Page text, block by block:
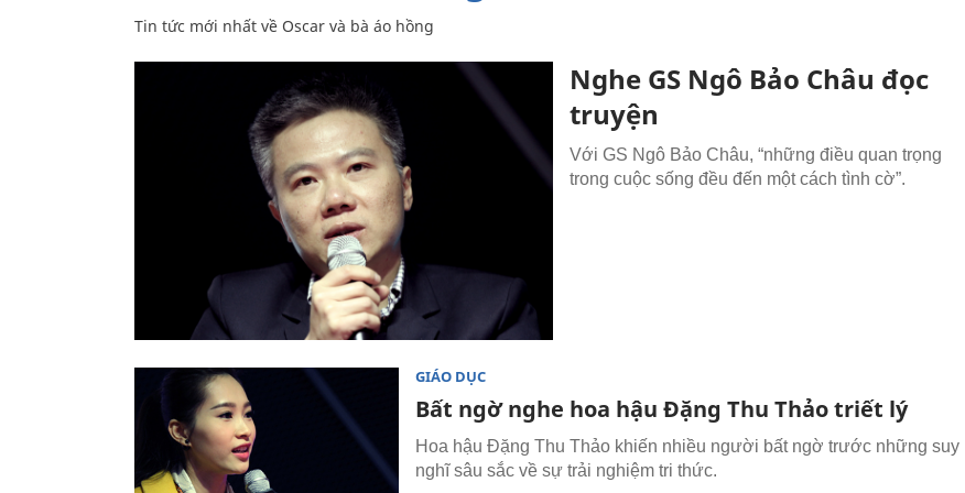
Tin tức mới nhất về Oscar và bà áo hồng
Nghe GS Ngô Bảo Châu đọc
truyện
Với GS Ngô Bảo Châu, “những điều quan trọng
trong cuộc sống đều đến một cách tình cờ”.
GIÁO DỤC
Bất ngờ nghe hoa hậu Đặng Thu Thảo triết lý
Hoa hậu Đặng Thu Thảo khiến nhiều người bất ngờ trước những suy
nghĩ sâu sắc về sự trải nghiệm tri thức.